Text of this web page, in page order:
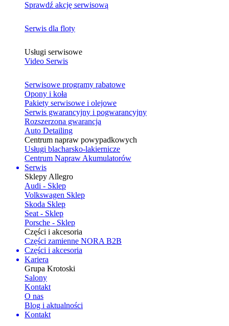
Sprawdź akcję serwisową
Serwis dla floty
Usługi serwisowe
Video Serwis
Serwisowe programy rabatowe
Opony i koła
Pakiety serwisowe i olejowe
Serwis gwarancyjny i pogwarancyjny
Rozszerzona gwarancja
Auto Detailing
Centrum napraw powypadkowych
Usługi blacharsko-lakiernicze
Centrum Napraw Akumulatorów
Serwis
Sklepy Allegro
Audi - Sklep
Volkswagen Sklep
Skoda Sklep
Seat - Sklep
Porsche - Sklep
Części i akcesoria
Części zamienne NORA B2B
Części i akcesoria
Kariera
Grupa Krotoski
Salony
Kontakt
O nas
Blog i aktualności
Kontakt